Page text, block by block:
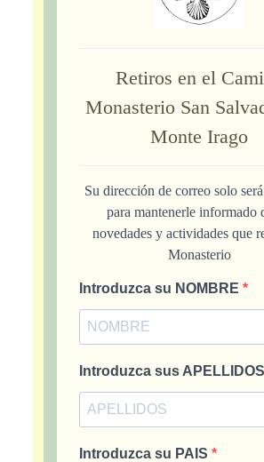
Retiros en el
Monasterio San
Monte Irago
Su dirección de correo solo
para mantenerle informado
novedades y actividades que
Monasterio
Introduzca su NOMBRE
Introduzca sus APELLIDOS
Introduzca su PAIS